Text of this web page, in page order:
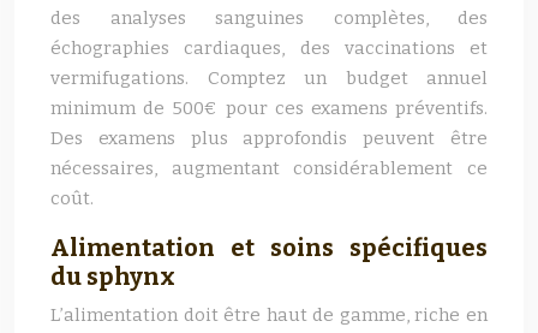
des analyses sanguines complètes, des
échographies cardiaques, des vaccinations et
vermifugations. Comptez un budget annuel
minimum de 500€ pour ces examens préventifs.
Des examens plus approfondis peuvent être
nécessaires, augmentant considérablement ce
coût.
Alimentation et soins spécifiques
du sphynx
L’alimentation doit être haut de gamme, riche en